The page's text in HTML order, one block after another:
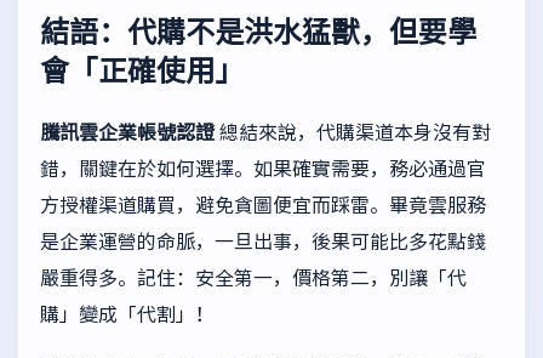
結語：代購不是洪水猛獸，但要學
會「正確使用」
騰訊雲企業帳號認證總結來說，代購渠道本身沒有對
錯，關鍵在於如何選擇。如果確實需要，務必通過官
方授權渠道購買，避免貪圖便宜而踩雷。畢竟雲服務
是企業運營的命脈，一旦出事，後果可能比多花點錢
嚴重得多。記住：安全第一，價格第二，別讓「代
購」變成「代割」！